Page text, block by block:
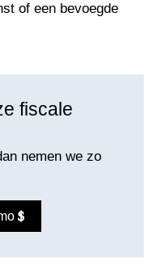
fiscale
nemen we zo
of een bevoegde